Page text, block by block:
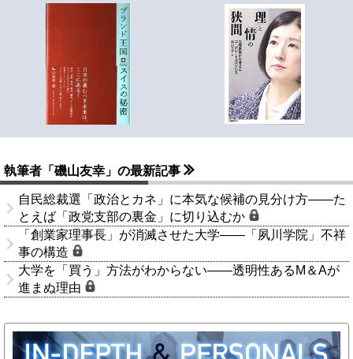
執筆者「磯山友幸」の最新記事
自民総裁選「政治とカネ」に本気な候補の見分け方――た
とえば「政党支部の裏金」に切り込むか
「創業家理事長」が消滅させた大学――「夙川学院」不祥
事の構造
大学を「買う」方法がわからない――透明性あるM＆Aが
進まぬ理由